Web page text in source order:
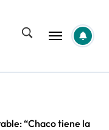
“Chaco tiene la